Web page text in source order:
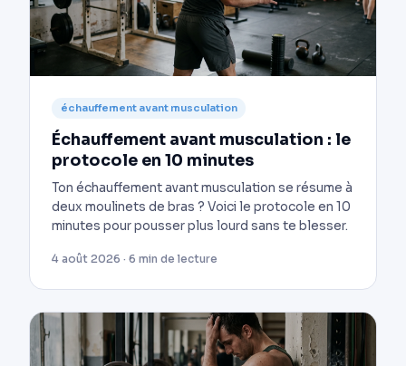
échauffement avant musculation
Échauffement avant musculation : le
protocole en 10 minutes
Ton échauffement avant musculation se résume à
deux moulinets de bras ? Voici le protocole en 10
minutes pour pousser plus lourd sans te blesser.
4 août 2026 · 6 min de lecture